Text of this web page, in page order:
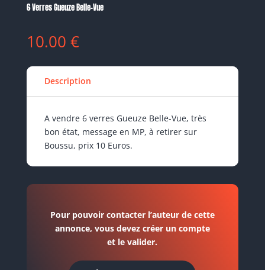
6 Verres Gueuze Belle-Vue
10.00 €
Description
A vendre 6 verres Gueuze Belle-Vue, très
bon état, message en MP, à retirer sur
Boussu, prix 10 Euros.
Pour pouvoir contacter l’auteur de cette
annonce, vous devez créer un compte
et le valider.